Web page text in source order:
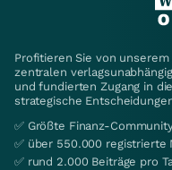
Profitieren Sie von
zentralen
und fundierten Zugang in
strategische
✅ Größte Finanz-
✅ über 550.000 registrierte
✅ rund 2.000 Beiträge pro